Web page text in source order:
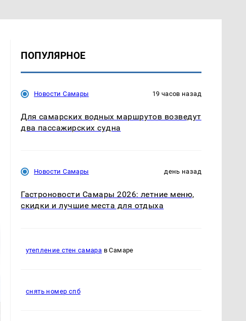
ПОПУЛЯРНОЕ
Новости Самары 19 часов назад
Для самарских водных маршрутов возведут
два пассажирских судна
Новости Самары день назад
Гастроновости Самары 2026: летние меню,
скидки и лучшие места для отдыха
утепление стен самара в Самаре
снять номер спб